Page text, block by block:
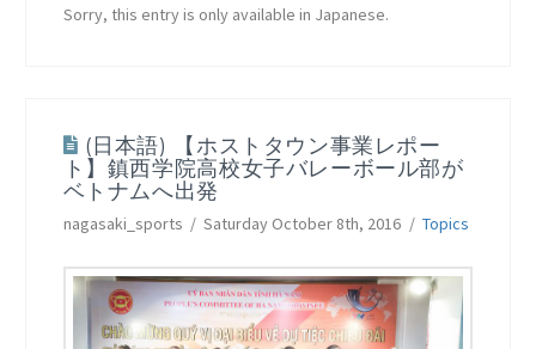
Sorry, this entry is only available in Japanese.
(日本語) 【ホストタウン事業レポー
ト】鎮西学院高校女子バレーボール部が
ベトナムへ出発
nagasaki_sports Saturday October 8th, 2016 Topics